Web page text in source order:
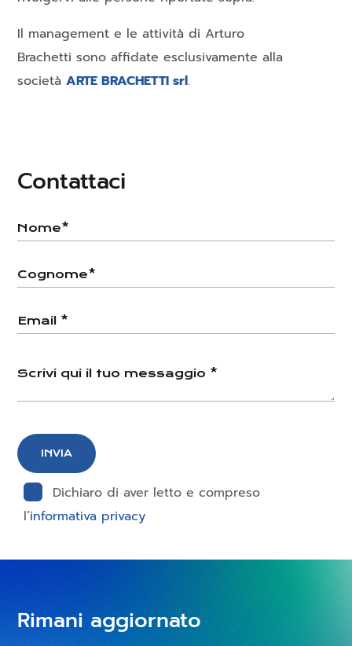
Contattaci
Dichiaro di aver letto e compreso
l’informativa privacy
Il management e le attività di Arturo
Brachetti sono affidate esclusivamente alla
società ARTE BRACHETTI srl.
Rimani aggiornato